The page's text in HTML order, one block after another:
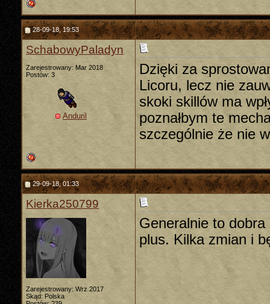
28-09-18, 19:53
SchabowyPaladyn
Zarejestrowany: Mar 2018
Postów: 3
Anduril
Dzięki za
Licoru, lecz nie
skoki skillów ma
poznałbym te
szczególnie że nie
29-09-18, 01:33
Kierka250799
Zarejestrowany: Wrz 2017
Skąd: Polska
Generalnie to dobra
plus. Kilka zmian i